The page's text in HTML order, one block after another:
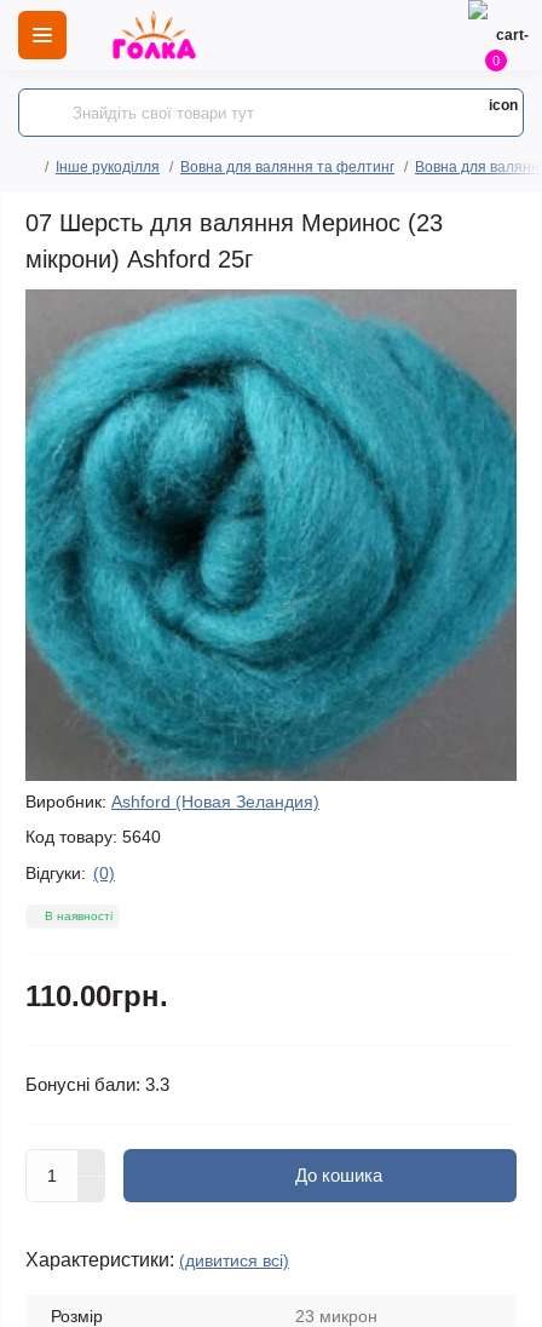
0
Інше рукоділля Вовна для валяння та фелтинг Вовна для
07 Шерсть для валяння Меринос (23
мікрони) Ashford 25г
Виробник: Ashford (Новая Зеландия)
Код товару: 5640
Відгуки: (0)
В наявності
110.00грн.
Бонусні бали: 3.3
До кошика
Характеристики: (дивитися всі)
Розмір 23 микрон